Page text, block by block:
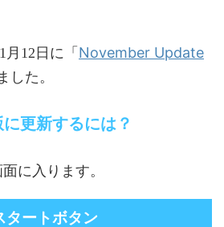
月12日に「 November Update
した。
更新するには？
に入ります。
タートボタン